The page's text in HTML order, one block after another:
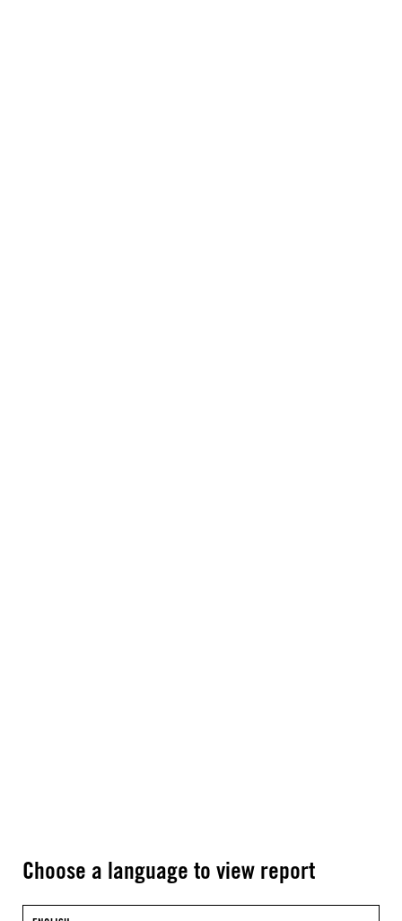
Choose a language to view report